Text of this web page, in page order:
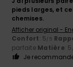
pieds larges, et
chemises.
Afficher original -
Confort: 5/5
parfaite Matière: 5
Je